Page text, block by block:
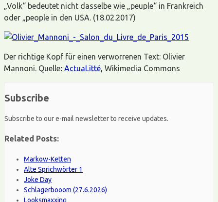
„Volk“ bedeutet nicht dasselbe wie „peuple“ in Frankreich
oder „people in den USA. (18.02.2017)
Der richtige Kopf für einen verworrenen Text: Olivier
Mannoni. Quelle: ActuaLitté, Wikimedia Commons
Subscribe
Subscribe to our e-mail newsletter to receive updates.
Related Posts:
Markow-Ketten
Alte Sprichwörter 1
Joke Day
Schlagerbooom (27.6.2026)
Looksmaxxing